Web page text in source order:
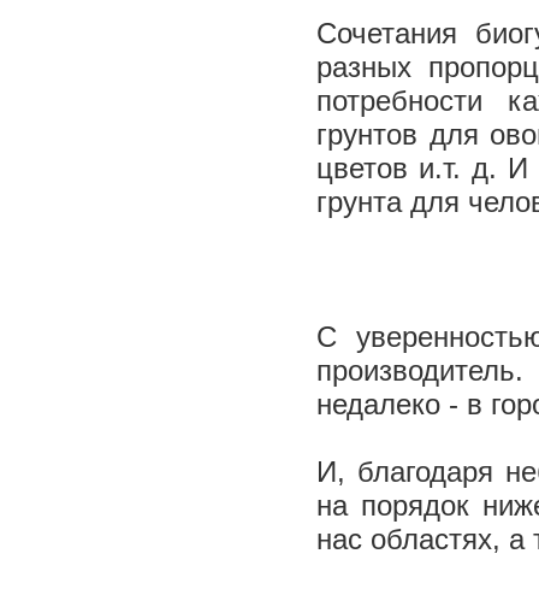
Сочетания
разных
потребности
грунтов для
цветов и.т. д.
грунта для
С
недалеко - в
И, благодаря
на порядок
нас областях,